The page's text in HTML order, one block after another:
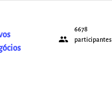
people
6678
participantes